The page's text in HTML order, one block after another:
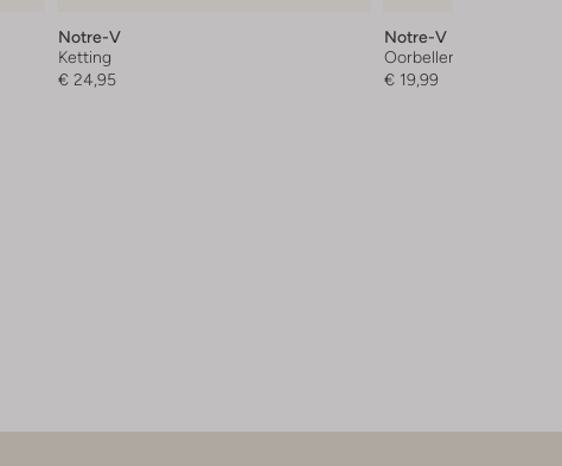
Notre-V
Ketting
€ 24,95
Notre-V
Oorbellen
€ 19,99